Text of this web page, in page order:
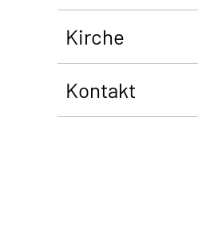
Kirche
Kontakt